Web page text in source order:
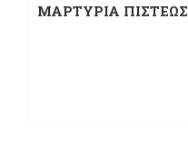
ΜΑΡΤΥΡΙΑ ΠΙΣΤΕΩΣ